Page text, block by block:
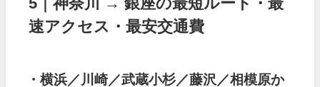
速アクセス・最安交通費
・横浜／川崎／武蔵小杉／藤沢／相模原か